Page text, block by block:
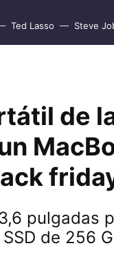
Ted Lasso Steve
de
pulgadas
de 256